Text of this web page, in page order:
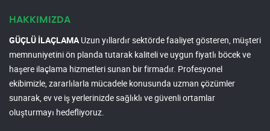
HAKKIMIZDA
GÜÇLÜ İLAÇLAMAUzun yıllardır sektörde faaliyet gösteren, müşteri
memnuniyetini ön planda tutarak kaliteli ve uygun fiyatlı böcek ve
haşere ilaçlama hizmetleri sunan bir firmadır. Profesyonel
ekibimizle, zararlılarla mücadele konusunda uzman çözümler
sunarak, ev ve iş yerlerinizde sağlıklı ve güvenli ortamlar
oluşturmayı hedefliyoruz.